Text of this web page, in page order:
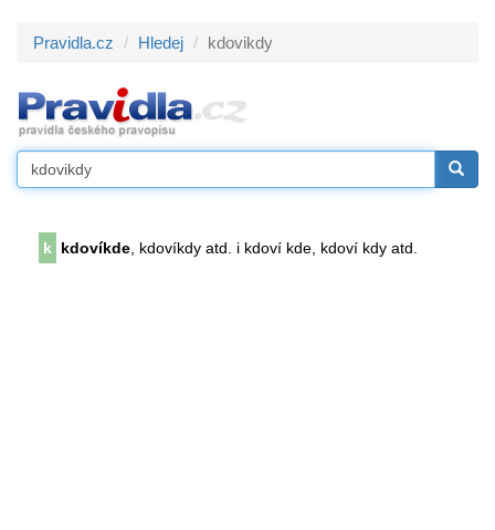
Pravidla.cz Hledej kdovikdy
k kdovíkde , kdovíkdy atd. i kdoví kde, kdoví kdy atd.